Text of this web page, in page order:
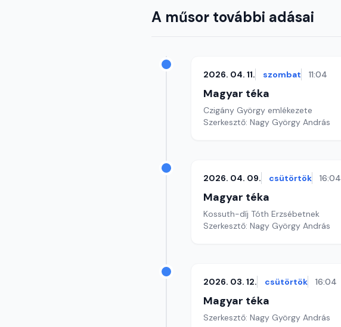
A műsor további adásai
2026. 04. 11. szombat 11:04
Magyar téka
Czigány György emlékezete
Szerkesztő: Nagy György András
2026. 04. 09. csütörtök 16:04
Magyar téka
Kossuth-díj Tóth Erzsébetnek
Szerkesztő: Nagy György András
2026. 03. 12. csütörtök 16:04
Magyar téka
Szerkesztő: Nagy György András